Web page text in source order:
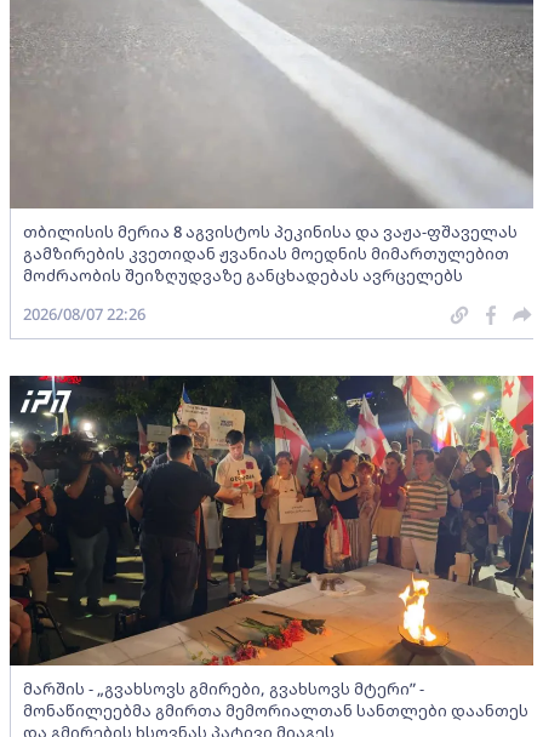
თბილისის მერია 8 აგვისტოს პეკინისა და ვაჟა-ფშაველას
გამზირების კვეთიდან ჟვანიას მოედნის მიმართულებით
მოძრაობის შეიზღუდვაზე განცხადებას ავრცელებს
2026/08/07 22:26
მარშის - „გვახსოვს გმირები, გვახსოვს მტერი” -
მონაწილეებმა გმირთა მემორიალთან სანთლები დაანთეს
და გმირების ხსოვნას პატივი მიაგეს